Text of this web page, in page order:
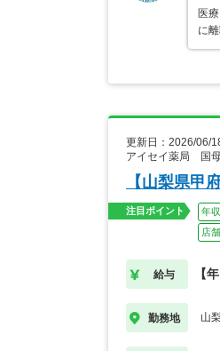
医
に
更新日：2026/06/
アイセイ薬局 国
【山梨県甲
注目ポイント 年
店
給与 【
勤務地 山